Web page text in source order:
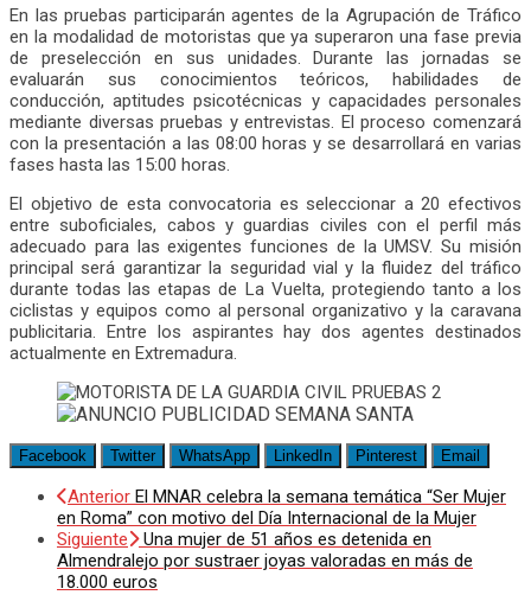
En las pruebas participarán agentes de la Agrupación de Tráfico
en la modalidad de motoristas que ya superaron una fase previa
de preselección en sus unidades. Durante las jornadas se
evaluarán sus conocimientos teóricos, habilidades de
conducción, aptitudes psicotécnicas y capacidades personales
mediante diversas pruebas y entrevistas. El proceso comenzará
con la presentación a las 08:00 horas y se desarrollará en varias
fases hasta las 15:00 horas.
El objetivo de esta convocatoria es seleccionar a 20 efectivos
entre suboficiales, cabos y guardias civiles con el perfil más
adecuado para las exigentes funciones de la UMSV. Su misión
principal será garantizar la seguridad vial y la fluidez del tráfico
durante todas las etapas de La Vuelta, protegiendo tanto a los
ciclistas y equipos como al personal organizativo y la caravana
publicitaria. Entre los aspirantes hay dos agentes destinados
actualmente en Extremadura.
Facebook Twitter WhatsApp LinkedIn Pinterest Email
Anterior El MNAR celebra la semana temática “Ser Mujer
en Roma” con motivo del Día Internacional de la Mujer
Siguiente
Una mujer de 51 años es detenida en
Almendralejo por sustraer joyas valoradas en más de
18.000 euros